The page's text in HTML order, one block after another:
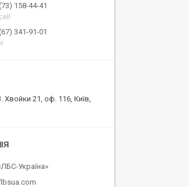
158-44-41
341-91-01
Хвойки 21, оф. 116, Київ,
Україна»